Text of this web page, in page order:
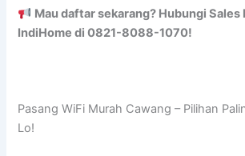
Mau daftar sekarang? Hubungi
IndiHome di 0821-8088-1070!
Pasang WiFi Murah Cawang – Pilihan
Lo!